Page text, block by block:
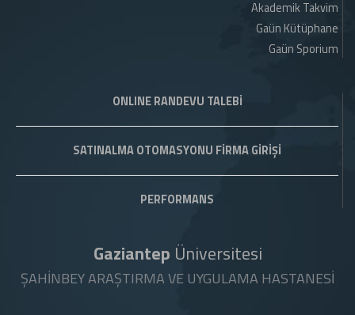
Akademik Takvim
Gaün Kütüphane
Gaün Sporium
ONLINE RANDEVU TALEBİ
SATINALMA OTOMASYONU FİRMA GİRİŞİ
PERFORMANS
Gaziantep Üniversitesi
ŞAHİNBEY ARAŞTIRMA VE UYGULAMA HASTANESİ